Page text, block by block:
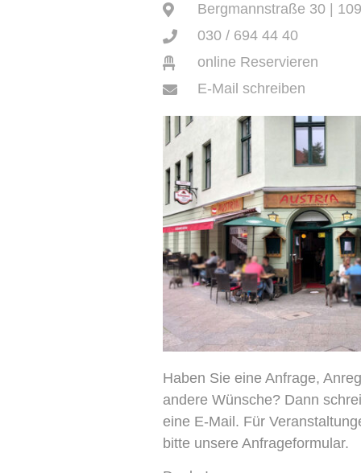
Bergmannstraße 30 |
030 / 694 44 40
online Reservieren
E-Mail schreiben
Haben Sie eine Anfrage,
andere Wünsche? Dann
eine E-Mail. Für
bitte unsere Anfrageformular.